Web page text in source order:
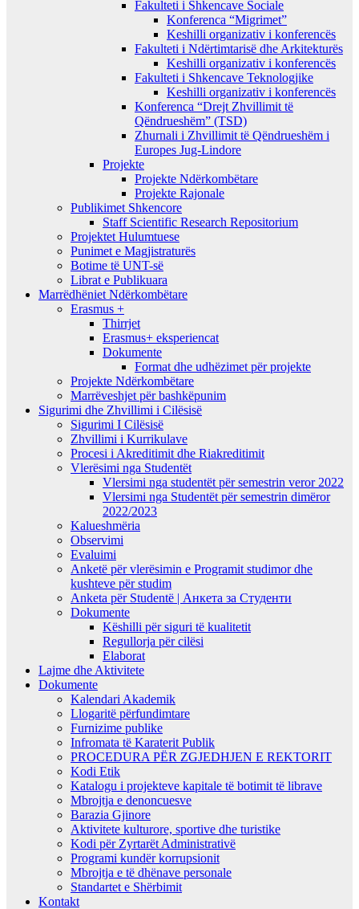
Fakulteti i Shkencave Sociale
Konferenca “Migrimet”
Keshilli organizativ i konferencës
Fakulteti i Ndërtimtarisë dhe Arkitekturës
Keshilli organizativ i konferencës
Fakulteti i Shkencave Teknologjike
Keshilli organizativ i konferencës
Konferenca “Drejt Zhvillimit të
Qëndrueshëm” (TSD)
Zhurnali i Zhvillimit të Qëndrueshëm i
Europes Jug-Lindore
Projekte
Projekte Ndërkombëtare
Projekte Rajonale
Publikimet Shkencore
Staff Scientific Research Repositorium
Projektet Hulumtuese
Punimet e Magjistraturës
Botime të UNT-së
Librat e Publikuara
Marrëdhëniet Ndërkombëtare
Erasmus +
Thirrjet
Erasmus+ eksperiencat
Dokumente
Format dhe udhëzimet për projekte
Projekte Ndërkombëtare
Marrëveshjet për bashkëpunim
Sigurimi dhe Zhvillimi i Cilësisë
Sigurimi I Cilësisë
Zhvillimi i Kurrikulave
Procesi i Akreditimit dhe Riakreditimit
Vlerësimi nga Studentët
Vlersimi nga studentët për semestrin veror 2022
Vlersimi nga Studentët për semestrin dimëror
2022/2023
Kalueshmëria
Observimi
Evaluimi
Anketë për vlerësimin e Programit studimor dhe
kushteve për studim
Anketa për Studentë | Анкета за Студенти
Dokumente
Këshilli për siguri të kualitetit
Regullorja për cilësi
Elaborat
Lajme dhe Aktivitete
Dokumente
Kalendari Akademik
Llogaritë përfundimtare
Furnizime publike
Infromata të Karaterit Publik
PROCEDURA PËR ZGJEDHJEN E REKTORIT
Kodi Etik
Katalogu i projekteve kapitale të botimit të librave
Mbrojtja e denoncuesve
Barazia Gjinore
Aktivitete kulturore, sportive dhe turistike
Kodi për Zyrtarët Administrativë
Programi kundër korrupsionit
Mbrojtja e të dhënave personale
Standartet e Shërbimit
Kontakt